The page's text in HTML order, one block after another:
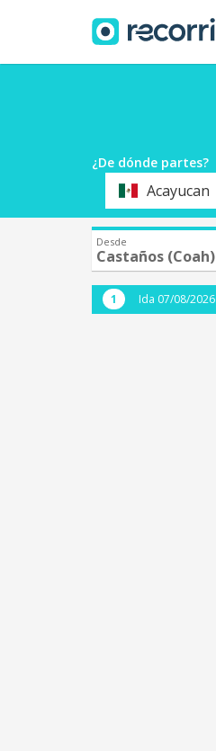
¿De dónde partes?
OrigenAcayucan
Desde
Castaños (Coah)
Ida 07/08/2026